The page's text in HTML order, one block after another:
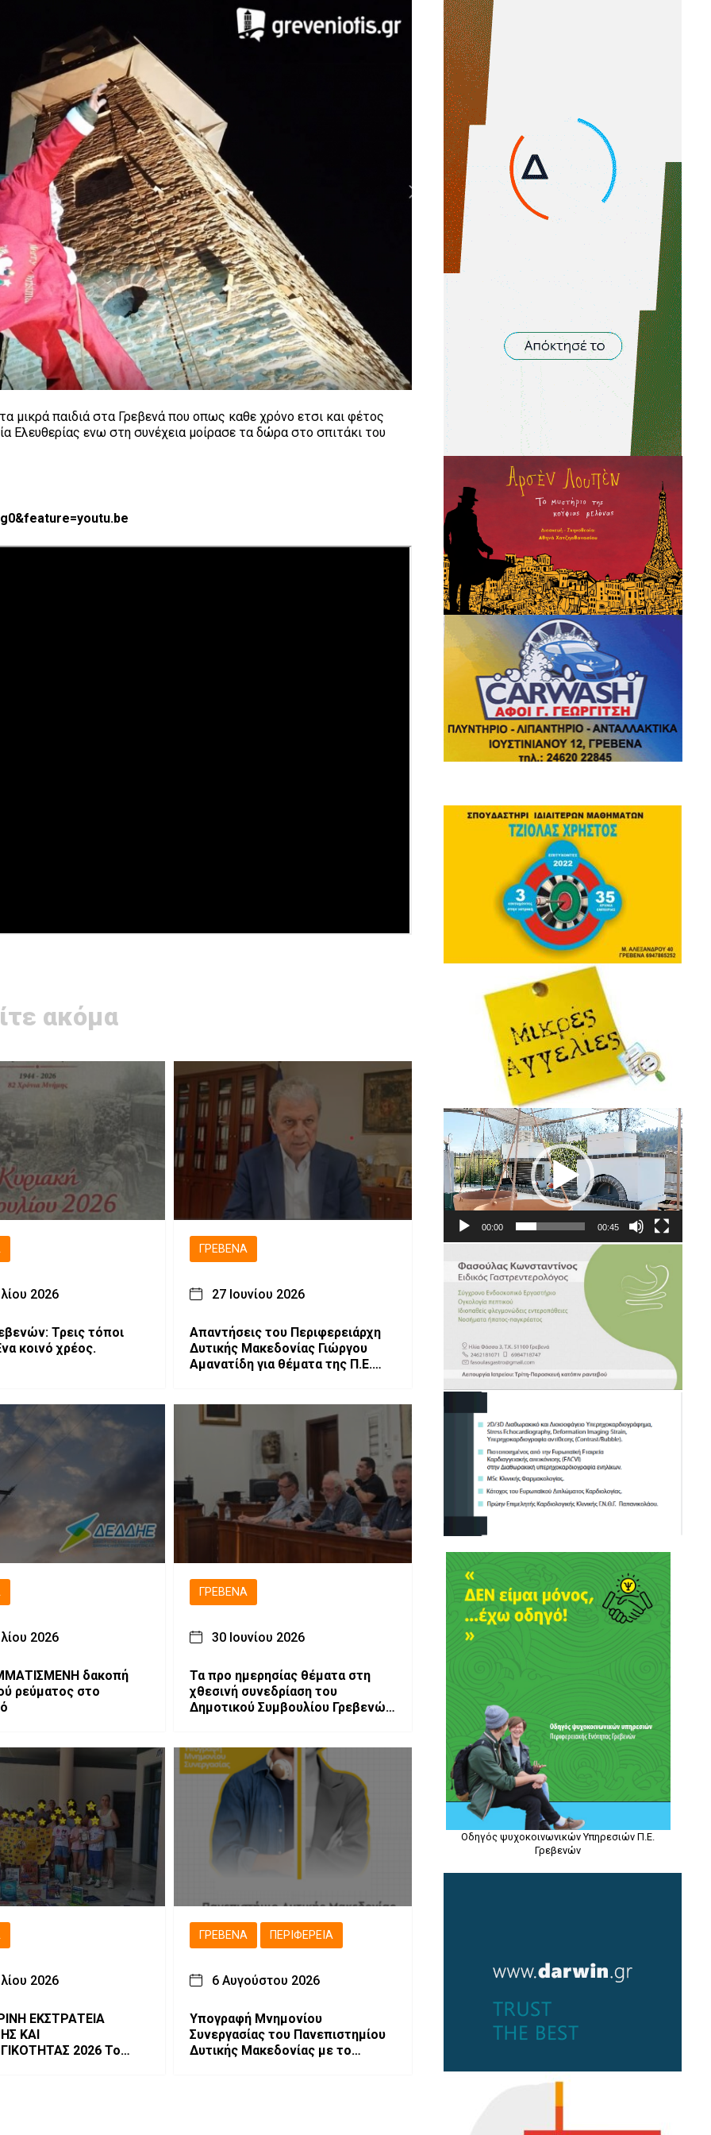
μικρά παιδιά στα Γρεβενά που οπως καθε χρόνο ετσι και φέτος
Ελευθερίας ενω στη συνέχεια μοίρασε τα δώρα στο σπιτάκι του
ακόμα
2026
Τρεις τόποι
κοινό χρέος.
ΓΡΕΒΕΝΆ
27 Ιουνίου 2026
Απαντήσεις του Περιφερειάρχη
Δυτικής Μακεδονίας Γιώργου
Αμανατίδη για θέματα της Π.Ε.
2026
δακοπή
ρεύματος στο
ΓΡΕΒΕΝΆ
30 Ιουνίου 2026
Τα προ ημερησίας θέματα στη
χθεσινή συνεδρίαση του
Δημοτικού Συμβουλίου Γρεβενών
2026
ΕΚΣΤΡΑΤΕΙΑ
ΚΑΙ
2026 Το
ΓΡΕΒΕΝΆ ΠΕΡΙΦΈΡΕΙΑ
6 Αυγούστου 2026
Υπογραφή Μνημονίου
Συνεργασίας του Πανεπιστημίου
Δυτικής Μακεδονίας με το
Πρόγραμμα
Αναπαραγωγής
Βίντεο
00:00 00:45
Οδηγός ψυχοκοινωνικών Υπηρεσιών Π.Ε.
Γρεβενών